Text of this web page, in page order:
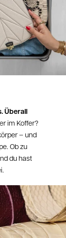
bis zu 14 Tage
Zahlungsmittel.
wieder auf den
im
bei dir
Überall
im Koffer?
– und
Ob zu
du hast